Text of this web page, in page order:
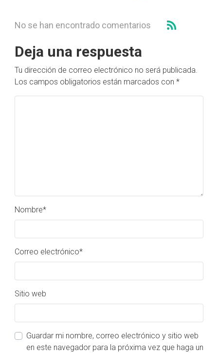
No se han encontrado comentarios
Deja una respuesta
Tu dirección de correo electrónico no será publicada.
Los campos obligatorios están marcados con *
Nombre*
Correo electrónico*
Sitio web
Guardar mi nombre, correo electrónico y sitio web
en este navegador para la próxima vez que haga un